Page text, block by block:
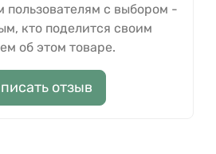
пользователям с выбором -
кто поделится своим
об этом товаре.
отзыв